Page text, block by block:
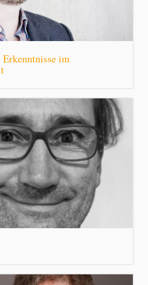
Erkenntnisse im